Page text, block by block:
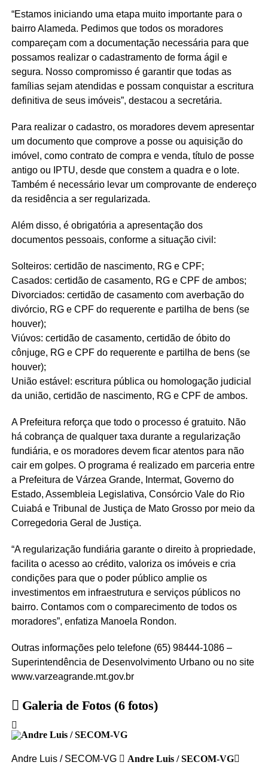
“Estamos iniciando uma etapa muito importante para o
bairro Alameda. Pedimos que todos os moradores
compareçam com a documentação necessária para que
possamos realizar o cadastramento de forma ágil e
segura. Nosso compromisso é garantir que todas as
famílias sejam atendidas e possam conquistar a escritura
definitiva de seus imóveis”, destacou a secretária.
Para realizar o cadastro, os moradores devem apresentar
um documento que comprove a posse ou aquisição do
imóvel, como contrato de compra e venda, título de posse
antigo ou IPTU, desde que constem a quadra e o lote.
Também é necessário levar um comprovante de endereço
da residência a ser regularizada.
Além disso, é obrigatória a apresentação dos
documentos pessoais, conforme a situação civil:
Solteiros: certidão de nascimento, RG e CPF;
Casados: certidão de casamento, RG e CPF de ambos;
Divorciados: certidão de casamento com averbação do
divórcio, RG e CPF do requerente e partilha de bens (se
houver);
Viúvos: certidão de casamento, certidão de óbito do
cônjuge, RG e CPF do requerente e partilha de bens (se
houver);
União estável: escritura pública ou homologação judicial
da união, certidão de nascimento, RG e CPF de ambos.
A Prefeitura reforça que todo o processo é gratuito. Não
há cobrança de qualquer taxa durante a regularização
fundiária, e os moradores devem ficar atentos para não
cair em golpes. O programa é realizado em parceria entre
a Prefeitura de Várzea Grande, Intermat, Governo do
Estado, Assembleia Legislativa, Consórcio Vale do Rio
Cuiabá e Tribunal de Justiça de Mato Grosso por meio da
Corregedoria Geral de Justiça.
“A regularização fundiária garante o direito à propriedade,
facilita o acesso ao crédito, valoriza os imóveis e cria
condições para que o poder público amplie os
investimentos em infraestrutura e serviços públicos no
bairro. Contamos com o comparecimento de todos os
moradores”, enfatiza Manoela Rondon.
Outras informações pelo telefone (65) 98444-1086 –
Superintendência de Desenvolvimento Urbano ou no site
www.varzeagrande.mt.gov.br
Galeria de Fotos (6 fotos)
Andre Luis / SECOM-VG Andre Luis / SECOM-VG